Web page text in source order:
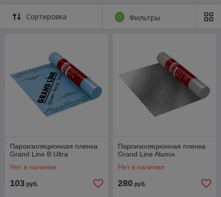
Сортировка 0 Фильтры
Пароизоляционная пленка
Grand Line B Ultra
Нет в наличии
103 руб.
Пароизоляционная пленка
Grand Line Alumix
Нет в наличии
280 руб.